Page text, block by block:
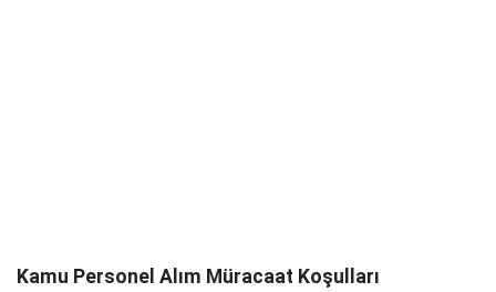
Kamu Personel Alım Müracaat Koşulları